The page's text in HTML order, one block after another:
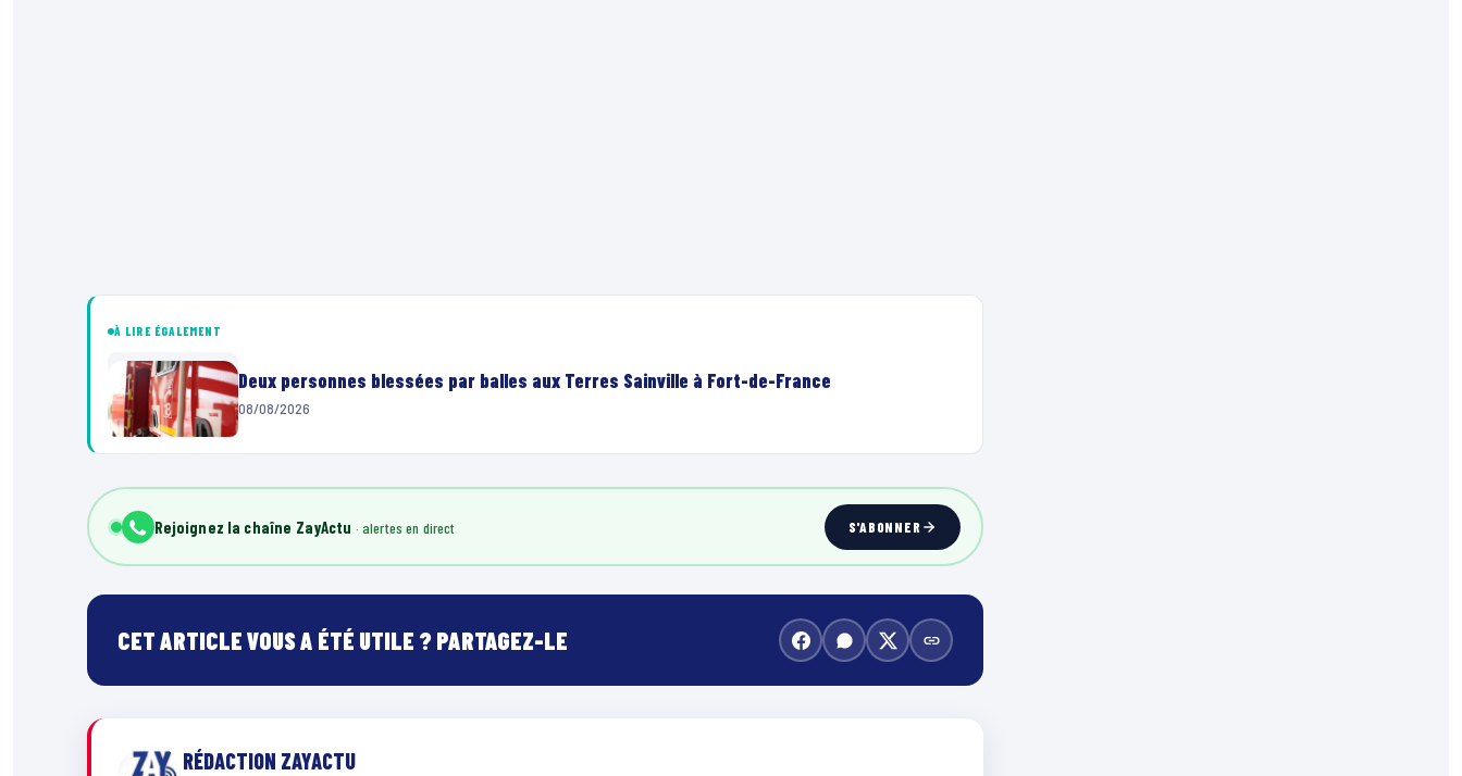
À LIRE ÉGALEMENT
Deux personnes blessées par balles aux Terres Sainville à Fort-de-France
08/08/2026
Rejoignez la chaîne ZayActu S'ABONNER
CET ARTICLE VOUS A ÉTÉ UTILE ? PARTAGEZ-LE
RÉDACTION ZAYACTU